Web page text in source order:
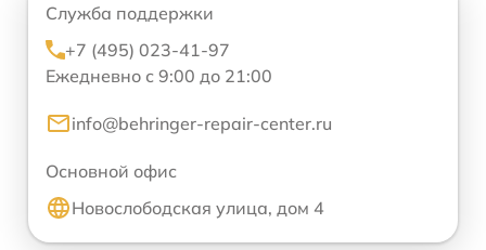
Служба поддержки
+7 (495) 023-41-97
Ежедневно с 9:00 до 21:00
info@behringer-repair-center.ru
Основной офис
Новослободская улица, дом 4